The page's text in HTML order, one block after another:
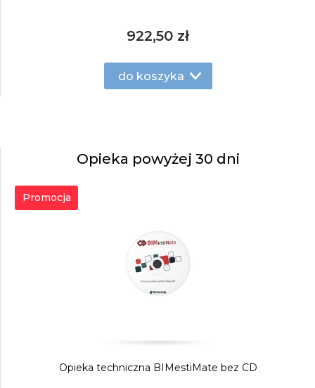
922,50 zł
do koszyka
Opieka powyżej 30 dni
Promocja
Opieka techniczna BIMestiMate bez CD